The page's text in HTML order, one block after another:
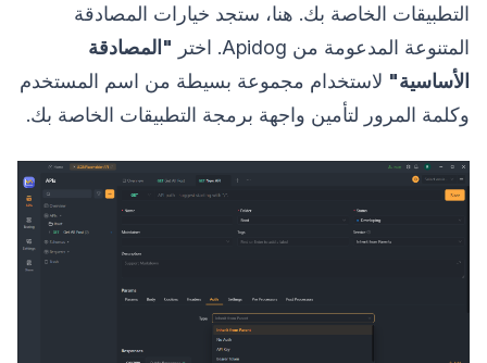
التطبيقات الخاصة بك. هنا، ستجد خيارات المصادقة
المتنوعة المدعومة من Apidog. اختر
"المصادقة
الأساسية" لاستخدام مجموعة بسيطة من اسم المستخدم
وكلمة المرور لتأمين واجهة برمجة التطبيقات الخاصة بك.